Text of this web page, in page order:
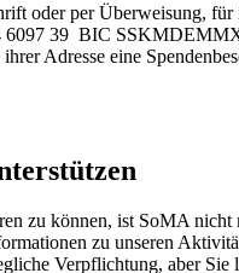
oder per Überweisung,
6097 39 BIC
Adresse eine
zu können, ist SoMA nicht
zu unseren
Verpflichtung, aber Sie